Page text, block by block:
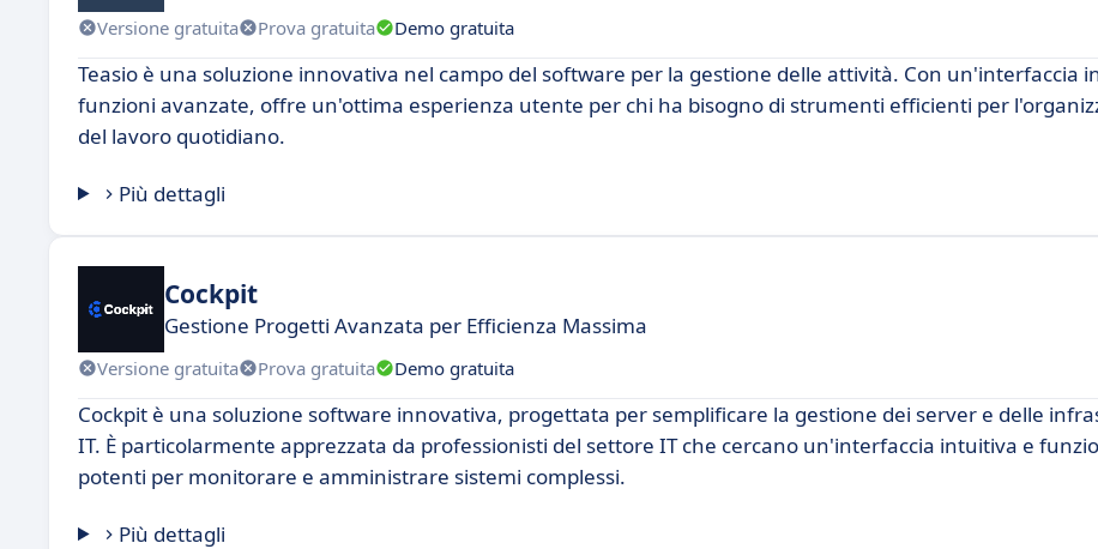
Versione gratuita Prova gratuita Demo gratuita
Teasio è una soluzione innovativa nel campo del software per la gestione delle attività. Con un'interfaccia
funzioni avanzate, offre un'ottima esperienza utente per chi ha bisogno di strumenti efficienti per
del lavoro quotidiano.
Più dettagli
Cockpit
Gestione Progetti Avanzata per Efficienza Massima
Versione gratuita Prova gratuita Demo gratuita
Cockpit è una soluzione software innovativa, progettata per semplificare la gestione dei server e delle
IT. È particolarmente apprezzata da professionisti del settore IT che cercano un'interfaccia intuitiva e
potenti per monitorare e amministrare sistemi complessi.
Più dettagli